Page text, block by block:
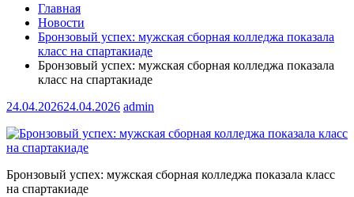
Главная
Новости
Бронзовый успех: мужская сборная колледжа показала
класс на спартакиаде
Бронзовый успех: мужская сборная колледжа показала
класс на спартакиаде
24.04.202624.04.2026 admin
Бронзовый успех: мужская сборная колледжа показала класс
на спартакиаде